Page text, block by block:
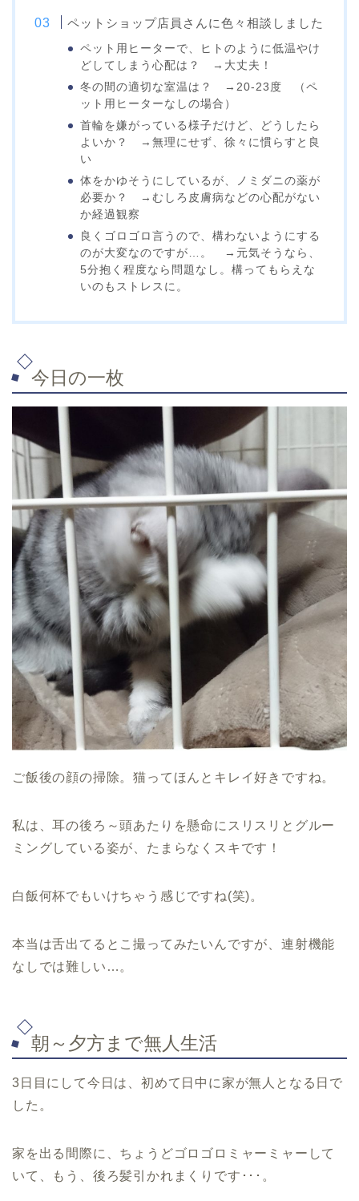
ペットショップ店員さんに色々相談しました
ペット用ヒーターで、ヒトのように低温やけ
どしてしまう心配は？ →大丈夫！
冬の間の適切な室温は？ →20-23度 （ペ
ット用ヒーターなしの場合）
首輪を嫌がっている様子だけど、どうしたら
よいか？ →無理にせず、徐々に慣らすと良
い
体をかゆそうにしているが、ノミダニの薬が
必要か？ →むしろ皮膚病などの心配がない
か経過観察
良くゴロゴロ言うので、構わないようにする
のが大変なのですが…。 →元気そうなら、
5分抱く程度なら問題なし。構ってもらえな
いのもストレスに。
今日の一枚
ご飯後の顔の掃除。猫ってほんとキレイ好きですね。
私は、耳の後ろ～頭あたりを懸命にスリスリとグルー
ミングしている姿が、たまらなくスキです！
白飯何杯でもいけちゃう感じですね(笑)。
本当は舌出てるとこ撮ってみたいんですが、連射機能
なしでは難しい…。
朝～夕方まで無人生活
3日目にして今日は、初めて日中に家が無人となる日で
した。
家を出る間際に、ちょうどゴロゴロミャーミャーして
いて、もう、後ろ髪引かれまくりです･･･。